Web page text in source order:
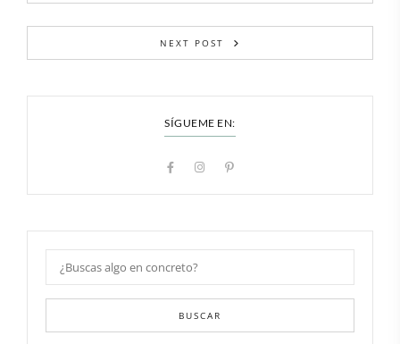
NEXT POST
SÍGUEME EN:
BUSCAR